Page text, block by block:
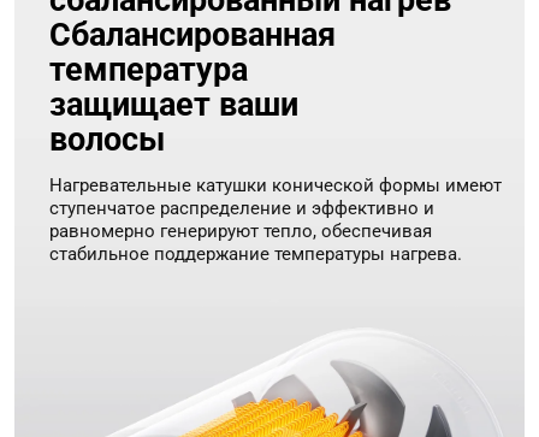
Сбалансированная
температура
защищает ваши
волосы
Нагревательные катушки конической формы имеют
ступенчатое распределение и эффективно и
равномерно генерируют тепло, обеспечивая
стабильное поддержание температуры нагрева.